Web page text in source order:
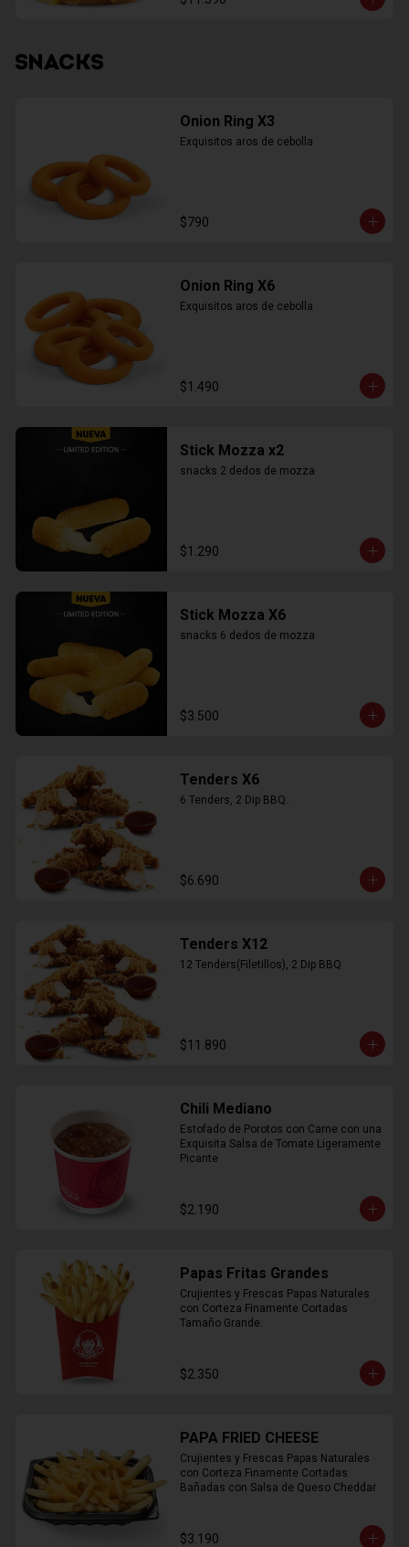
SNACKS
Onion Ring X3
Exquisitos aros de cebolla
$790
Onion Ring X6
Exquisitos aros de cebolla
$1.490
Stick Mozza x2
snacks 2 dedos de mozza
$1.290
Stick Mozza X6
snacks 6 dedos de mozza
$3.500
Tenders X6
6 Tenders, 2 Dip BBQ..
$6.690
Tenders X12
12 Tenders(Filetillos), 2 Dip BBQ
$11.890
Chili Mediano
Estofado de Porotos con Carne con una
Exquisita Salsa de Tomate Ligeramente
Picante
$2.190
Papas Fritas Grandes
Crujientes y Frescas Papas Naturales
con Corteza Finamente Cortadas
Tamaño Grande.
$2.350
PAPA FRIED CHEESE
Crujientes y Frescas Papas Naturales
con Corteza Finamente Cortadas
Bañadas con Salsa de Queso Cheddar
$3.190